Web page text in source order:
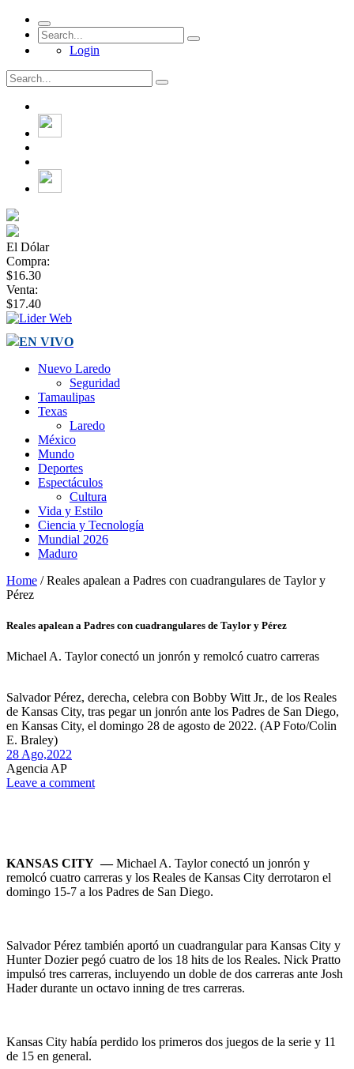
Login
El Dólar
Compra:
$16.30
Venta:
$17.40
EN VIVO
Nuevo Laredo
Seguridad
Tamaulipas
Texas
Laredo
México
Mundo
Deportes
Espectáculos
Cultura
Vida y Estilo
Ciencia y Tecnología
Mundial 2026
Maduro
Home / Reales apalean a Padres con cuadrangulares de Taylor y
Pérez
Reales apalean a Padres con cuadrangulares de Taylor y Pérez
Michael A. Taylor conectó un jonrón y remolcó cuatro carreras
Salvador Pérez, derecha, celebra con Bobby Witt Jr., de los Reales
de Kansas City, tras pegar un jonrón ante los Padres de San Diego,
en Kansas City, el domingo 28 de agosto de 2022. (AP Foto/Colin
E. Braley)
28 Ago,2022
Agencia AP
Leave a comment
KANSAS CITY —Michael A. Taylor conectó un jonrón y
remolcó cuatro carreras y los Reales de Kansas City derrotaron el
domingo 15-7 a los Padres de San Diego.
Salvador Pérez también aportó un cuadrangular para Kansas City y
Hunter Dozier pegó cuatro de los 18 hits de los Reales. Nick Pratto
impulsó tres carreras, incluyendo un doble de dos carreras ante Josh
Hader durante un octavo inning de tres carreras.
Kansas City había perdido los primeros dos juegos de la serie y 11
de 15 en general.